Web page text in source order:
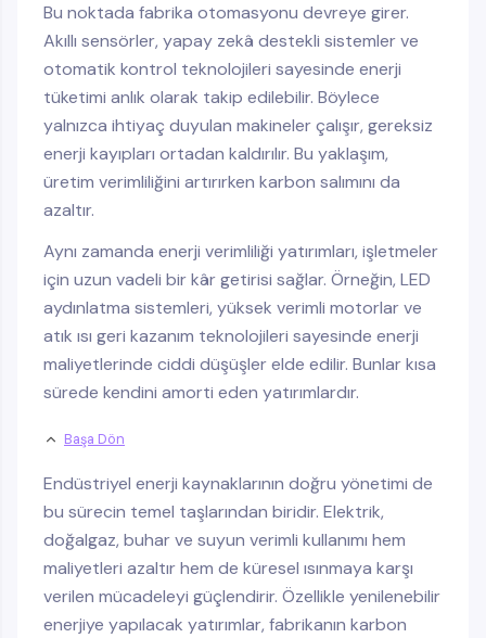
Bu noktada fabrika otomasyonu devreye girer.
Akıllı sensörler, yapay zekâ destekli sistemler ve
otomatik kontrol teknolojileri sayesinde enerji
tüketimi anlık olarak takip edilebilir. Böylece
yalnızca ihtiyaç duyulan makineler çalışır, gereksiz
enerji kayıpları ortadan kaldırılır. Bu yaklaşım,
üretim verimliliğini artırırken karbon salımını da
azaltır.
Aynı zamanda enerji verimliliği yatırımları, işletmeler
için uzun vadeli bir kâr getirisi sağlar. Örneğin, LED
aydınlatma sistemleri, yüksek verimli motorlar ve
atık ısı geri kazanım teknolojileri sayesinde enerji
maliyetlerinde ciddi düşüşler elde edilir. Bunlar kısa
sürede kendini amorti eden yatırımlardır.
Başa Dön
Endüstriyel enerji kaynaklarının doğru yönetimi de
bu sürecin temel taşlarından biridir. Elektrik,
doğalgaz, buhar ve suyun verimli kullanımı hem
maliyetleri azaltır hem de küresel ısınmaya karşı
verilen mücadeleyi güçlendirir. Özellikle yenilenebilir
enerjiye yapılacak yatırımlar, fabrikanın karbon